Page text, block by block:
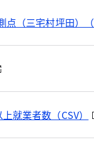
点（三宅村坪田）
就業者数（CSV）